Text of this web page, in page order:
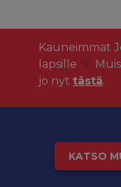
Kauneimmat
lapsille
jo nyt tästä.
KATSO